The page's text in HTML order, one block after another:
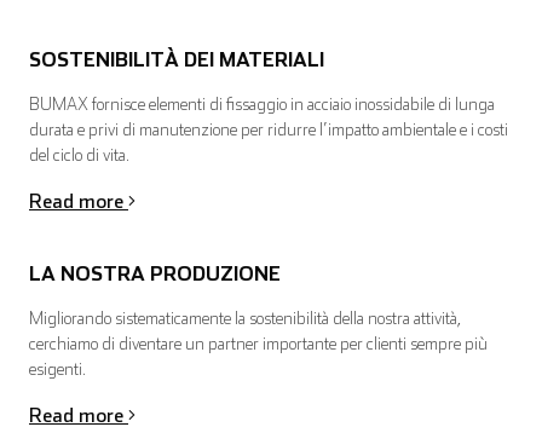
SOSTENIBILITÀ DEI MATERIALI
BUMAX fornisce elementi di fissaggio in acciaio inossidabile di lunga
durata e privi di manutenzione per ridurre l’impatto ambientale e i costi
del ciclo di vita.
Read more
LA NOSTRA PRODUZIONE
Migliorando sistematicamente la sostenibilità della nostra attività,
cerchiamo di diventare un partner importante per clienti sempre più
esigenti.
Read more